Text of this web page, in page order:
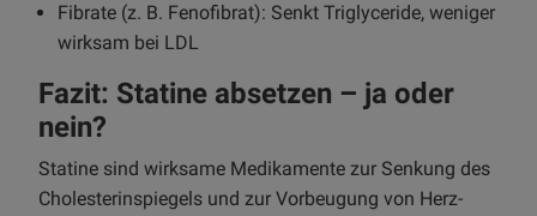
Fibrate (z. B. Fenofibrat): Senkt Triglyceride, weniger
wirksam bei LDL
Fazit: Statine absetzen – ja oder
nein?
Statine sind wirksame Medikamente zur Senkung des
Cholesterinspiegels und zur Vorbeugung von Herz-